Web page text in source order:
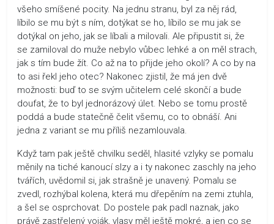
všeho smíšené pocity. Na jednu stranu, byl za něj rád,
líbilo se mu být s ním, dotýkat se ho, líbilo se mu jak se
dotýkal on jeho, jak se líbali a milovali. Ale připustit si, že
se zamiloval do muže nebylo vůbec lehké a on měl strach,
jak s tím bude žít. Co až na to přijde jeho okolí? A co by na
to asi řekl jeho otec? Nakonec zjistil, že má jen dvě
možnosti: buď to se svým učitelem celé skončí a bude
doufat, že to byl jednorázový úlet. Nebo se tomu prostě
poddá a bude statečně čelit všemu, co to obnáší. Ani
jedna z variant se mu příliš nezamlouvala.
Když tam pak ještě chvilku seděl, hlasité vzlyky se pomalu
měnily na tiché kanoucí slzy a i ty nakonec zaschly na jeho
tvářích, uvědomil si, jak strašně je unavený. Pomalu se
zvedl, rozhýbal kolena, která mu dřepěním na zemi ztuhla,
a šel se osprchovat. Do postele pak padl naznak, jako
právě zastřelený voják, vlasy měl ještě mokré, a jen co se